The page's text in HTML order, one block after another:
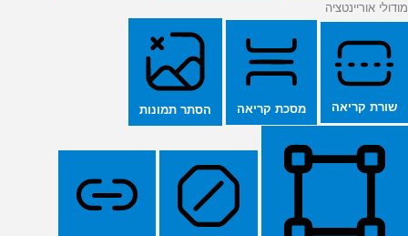
מודולי אוריינטציה
שורת קריאה מסכת קריאה הסתר תמונות